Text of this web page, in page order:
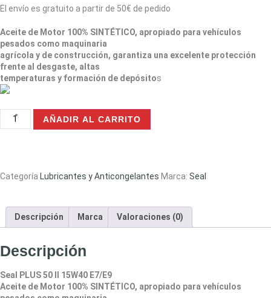
El envío es gratuito a partir de 50€ de pedido
Aceite de Motor 100% SINTÉTICO, apropiado para vehículos
pesados como maquinaria
agrícola y de construcción, garantiza una excelente protección
frente al desgaste, altas
temperaturas y formación de depósitos
AÑADIR AL CARRITO
Categoría Lubricantes y Anticongelantes Marca: Seal
Descripción Marca Valoraciones (0)
Descripción
Seal PLUS 50 II 15W40 E7/E9
Aceite de Motor 100% SINTÉTICO, apropiado para vehículos